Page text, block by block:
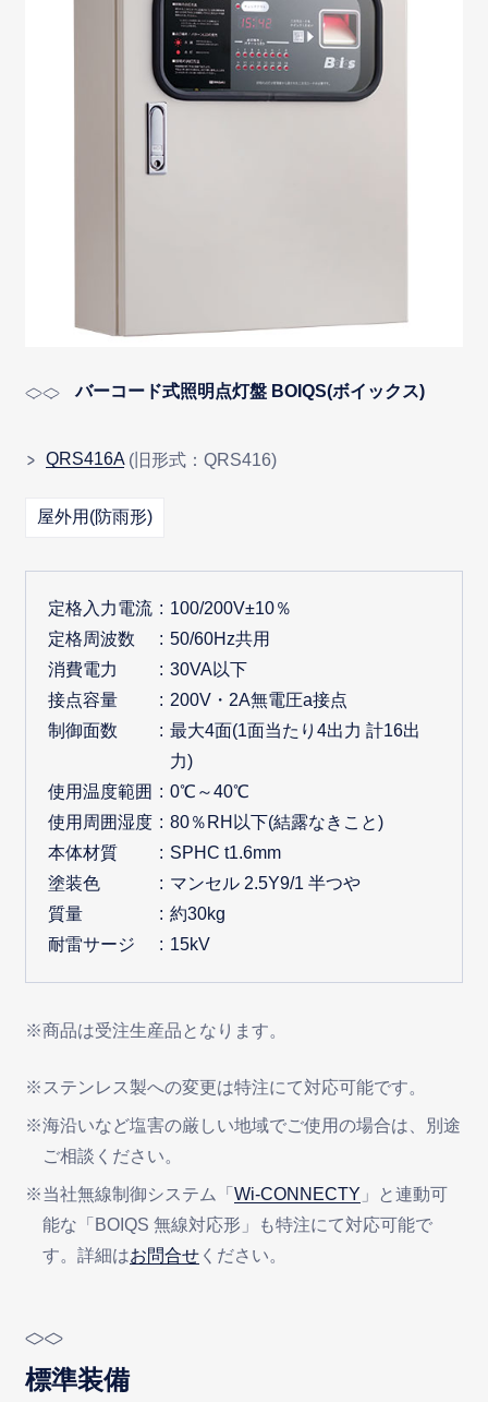
バーコード式照明点灯盤 BOIQS(ボイックス)
QRS416A (旧形式：QRS416)
屋外用(防雨形)
定格入力電流
100/200V±10％
定格周波数
50/60Hz共用
消費電力
30VA以下
接点容量
200V・2A無電圧a接点
制御面数
最大4面(1面当たり4出力 計16出
力)
使用温度範囲
0℃～40℃
使用周囲湿度
80％RH以下(結露なきこと)
本体材質
SPHC t1.6mm
塗装色
マンセル 2.5Y9/1 半つや
質量
約30kg
耐雷サージ
15kV
※商品は受注生産品となります。
※ステンレス製への変更は特注にて対応可能です。
※海沿いなど塩害の厳しい地域でご使用の場合は、別途
ご相談ください。
※当社無線制御システム「Wi-CONNECTY 」と連動可
能な「BOIQS 無線対応形」も特注にて対応可能で
す。詳細はお問合せ ください。
標準装備